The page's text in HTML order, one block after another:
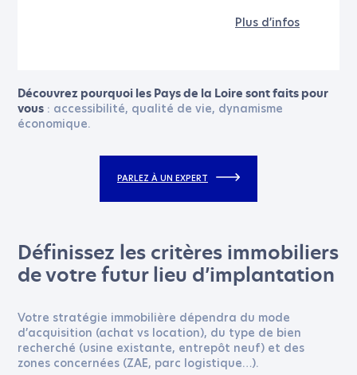
Plus d’infos
Découvrez pourquoi les Pays de la Loire sont faits pour
vous : accessibilité, qualité de vie, dynamisme
économique.
PARLEZ À UN EXPERT
Définissez les critères immobiliers
de votre futur lieu d’implantation
Votre stratégie immobilière dépendra du mode
d’acquisition (achat vs location), du type de bien
recherché (usine existante, entrepôt neuf) et des
zones concernées (ZAE, parc logistique…).